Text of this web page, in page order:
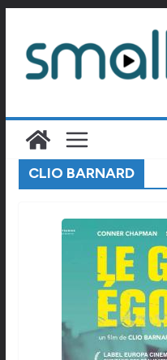
contenu
CLIO BARNARD